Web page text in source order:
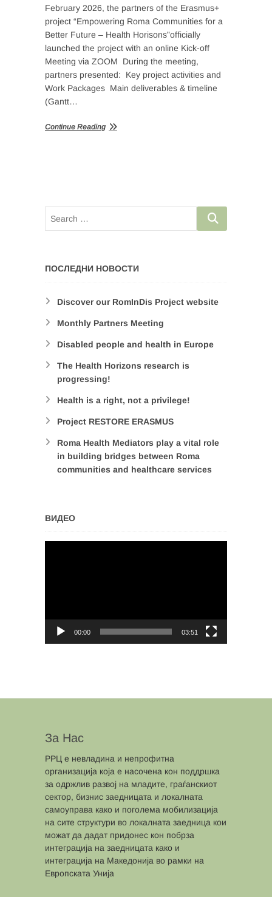
February 2026, the partners of the Erasmus+
project “Empowering Roma Communities for a
Better Future – Health Horisons”officially
launched the project with an online Kick-off
Meeting via ZOOM During the meeting,
partners presented: Key project activities and
Work Packages Main deliverables & timeline
(Gantt…
Continue Reading
ПОСЛЕДНИ НОВОСТИ
Discover our RomInDis Project website
Monthly Partners Meeting
Disabled people and health in Europe
The Health Horizons research is
progressing!
Health is a right, not a privilege!
Project RESTORE ERASMUS
Roma Health Mediators play a vital role
in building bridges between Roma
communities and healthcare services
ВИДЕО
00:00 03:51
За Нас
РРЦ е невладина и непрофитна
организација која е насочена кон поддршка
за одржлив развој на младите, граѓанскиот
сектор, бизнис заедницата и локалната
самоуправа како и поголема мобилизација
на сите структури во локалната заедница кои
можат да дадат придонес кон побрза
интеграција на заедницата како и
интеграција на Македонија во рамки на
Европската Унија